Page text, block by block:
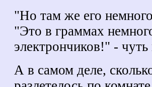
"Но там же его
"Это в граммах
электрончиков!" -
А в самом деле,